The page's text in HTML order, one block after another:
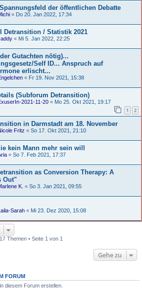
der öffentlichen Debatte
« Do 20. Jan 2022, 17:34
Detransition / Statistik 2021
« Mi 5. Jan 2022, 22:25
Gutachten nötig)...
Self ID... Anspruch auf
erlischt...
« Fr 19. Nov 2021, 15:38
(Subforum Detransition)
2021-11-20 « Mo 25. Okt 2021, 19:17
1 2
in Darmstadt am 18. November
Fritz « So 17. Okt 2021, 21:10
kein Mann mehr sein will
« So 7. Feb 2021, 17:37
as Conversion Therapy: A
Out"
K. « So 3. Jan 2021, 09:55
Sarah « Mi 23. Dez 2020, 15:08
17 Themen • Seite 1 von 1
Gehe zu
FORUM
diesem Forum erstellen.